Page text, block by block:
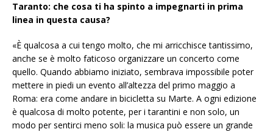
Taranto: che cosa ti ha spinto a impegnarti in prima
linea in questa causa?
«È qualcosa a cui tengo molto, che mi arricchisce tantissimo,
anche se è molto faticoso organizzare un concerto come
quello. Quando abbiamo iniziato, sembrava impossibile poter
mettere in piedi un evento all’altezza del primo maggio a
Roma: era come andare in bicicletta su Marte. A ogni edizione
è qualcosa di molto potente, per i tarantini e non solo, un
modo per sentirci meno soli: la musica può essere un grande